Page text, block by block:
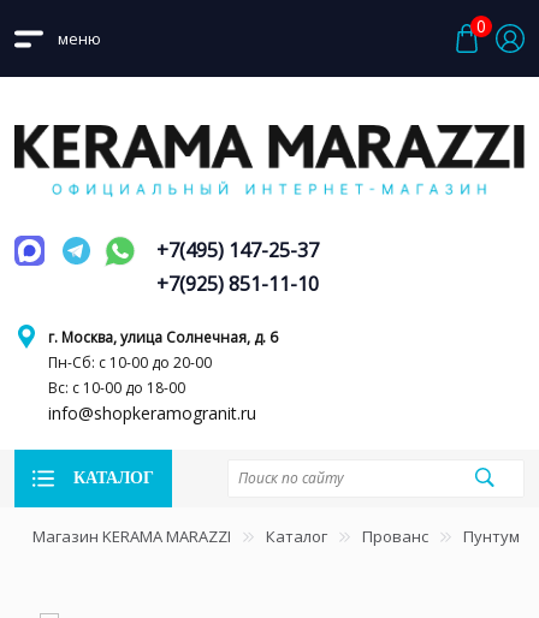
меню
0
г. Москва, улица Солнечная, д. 6
Пн-Сб: с 10-00 до 20-00
Вс: с 10-00 до 18-00
info@shopkeramogranit.ru
+7(495) 147-25-37
+7(925) 851-11-10
КАТАЛОГ
Магазин KERAMA MARAZZI Каталог Прованс Пунтум